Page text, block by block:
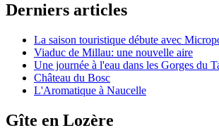
Derniers articles
La saison touristique débute avec
Viaduc de Millau: une nouvelle aire
Une journée à l'eau dans les Gorges du
Château du Bosc
L'Aromatique à Naucelle
Gîte en Lozère